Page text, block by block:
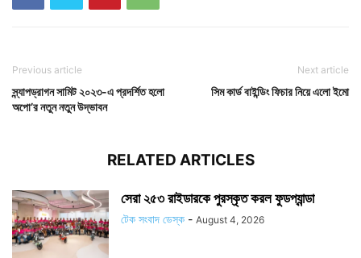
Previous article
স্ন্যাপড্রাগন সামিট ২০২৩-এ প্রদর্শিত হলো
অপো’র নতুন নতুন উদ্ভাবন
Next article
সিম কার্ড বাইন্ডিং ফিচার নিয়ে এলো ইমো
RELATED ARTICLES
সেরা ২৫৩ রাইডারকে পুরস্কৃত করল ফুডপ্যান্ডা
টেক সংবাদ ডেস্ক - August 4, 2026